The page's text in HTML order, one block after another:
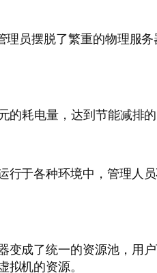
员摆脱了繁重的物理服务
耗电量，达到节能减排的
于各种环境中，管理人
成了统一的资源池，用
机的资源。